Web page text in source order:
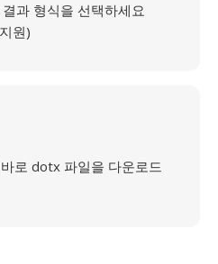
과 형식을 선택하세요
원)
로 dotx 파일을 다운로드